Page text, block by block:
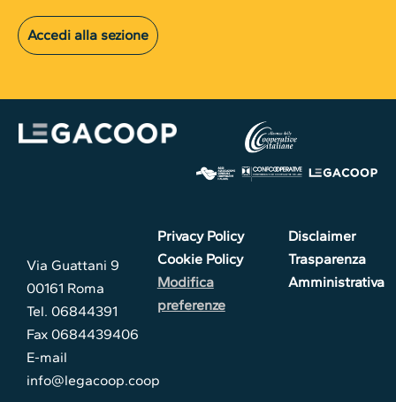
Accedi alla sezione
Via Guattani 9
00161 Roma
Tel. 06844391
Fax 0684439406
E-mail
info@legacoop.coop
Privacy Policy
Cookie Policy
Modifica
preferenze
Disclaimer
Trasparenza
Amministrativa